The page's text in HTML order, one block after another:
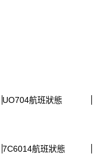
UO704航班狀態
7C6014航班狀態